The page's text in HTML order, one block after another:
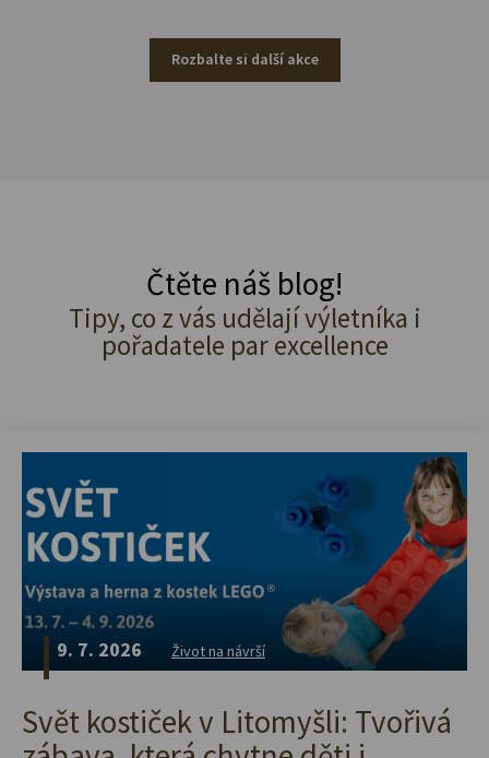
Rozbalte si další akce
Čtěte náš blog!
Tipy, co z vás udělají výletníka i
pořadatele par excellence
9. 7. 2026 Život na návrší
Svět kostiček v Litomyšli: Tvořivá